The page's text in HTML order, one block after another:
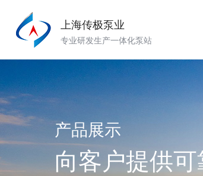
上海传极泵业
专业研发生产一体化泵站
产品展示
向客户提供